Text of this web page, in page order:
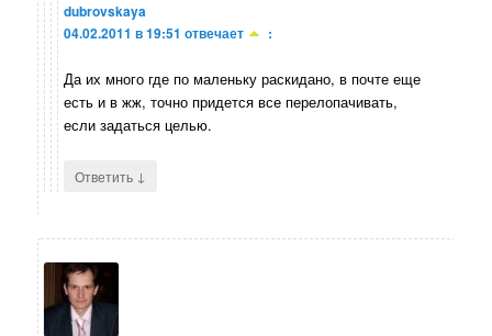
dubrovskaya
04.02.2011 в 19:51 отвечает :
Да их много где по маленьку раскидано, в почте еще
есть и в жж, точно придется все перелопачивать,
если задаться целью.
Ответить ↓